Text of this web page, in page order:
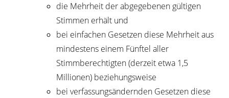
die Mehrheit der abgegebenen gültigen
Stimmen erhält und
bei einfachen Gesetzen diese Mehrheit aus
mindestens einem Fünftel aller
Stimmberechtigten (derzeit etwa 1,5
Millionen) beziehungsweise
bei verfassungsändernden Gesetzen diese